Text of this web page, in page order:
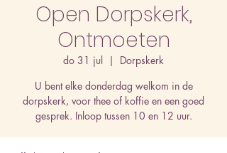
Open Dorpskerk,
Ontmoeten
do 31 jul
  |
Dorpskerk
U bent elke donderdag welkom in de
dorpskerk, voor thee of koffie en een goed
gesprek. Inloop tussen 10 en 12 uur.